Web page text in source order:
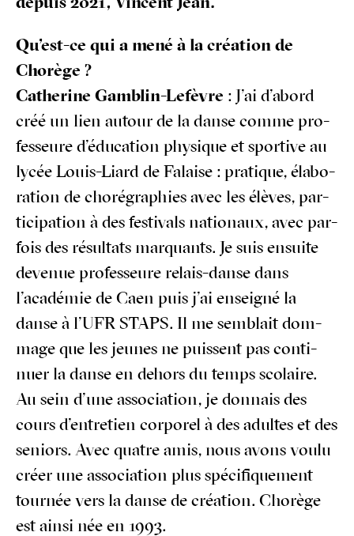
depuis 2021, Vincent Jean.
Qu’est-ce qui a mené à la créa­tion de
Chorège ?
Cathe­rine Gam­blin-Lefèvre : J’ai d’abord
créé un lien autour de la danse comme pro­
fes­seure d’éducation phy­sique et spor­tive au
lycée Louis-Liard de Falaise : pra­tique, éla­bo­
ra­tion de cho­ré­gra­phies avec les élèves, par­
ti­ci­pa­tion à des fes­ti­vals natio­naux, avec par­
fois des résul­tats mar­quants. Je suis ensuite
deve­nue pro­fes­seure relais-danse dans
l’académie de Caen puis j’ai ensei­gné la
danse à l’UFR STAPS. Il me sem­blait dom­
mage que les jeunes ne puissent pas conti­
nuer la danse en dehors du temps sco­laire.
Au sein d’une asso­cia­tion, je don­nais des
cours d’entretien cor­po­rel à des adultes et des
seniors. Avec quatre amis, nous avons vou­lu
créer une asso­cia­tion plus spé­ci­fi­que­ment
tour­née vers la danse de créa­tion. Cho­rège
est ain­si née en 1993.